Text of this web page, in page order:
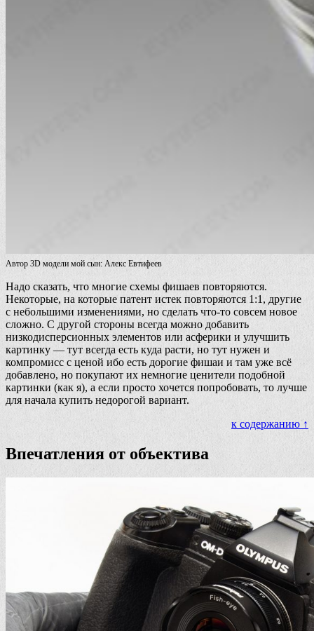
Автор 3D модели мой сын: Алекс Евтифеев
Надо сказать, что многие схемы фишаев повторяются.
Некоторые, на которые патент истек повторяются 1:1, другие
с небольшими изменениями, но сделать что-то совсем новое
сложно. С другой стороны всегда можно добавить
низкодисперсионных элементов или асферики и улучшить
картинку — тут всегда есть куда расти, но тут нужен и
компромисс с ценой ибо есть дорогие фишаи и там уже всё
добавлено, но покупают их немногие ценители подобной
картинки (как я), а если просто хочется попробовать, то лучше
для начала купить недорогой вариант.
к содержанию ↑
Впечатления от объектива